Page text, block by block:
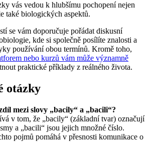
vás vedou k hlubšímu pochopení nejen
také biologických aspektů.
se vám doporučuje pořádat diskusní
kde si společně posílíte znalosti a
používání obou termínů. Kromě toho,
nebo kurzů vám může významně
praktické příklady z reálného života.
otázky
mezi slovy „bacily“ a „bacili“?
v tom, že „bacily“ (základní tvar) označují
a „bacili“ jsou jejich množné číslo.
pojmů pomáhá v přesnosti komunikace o